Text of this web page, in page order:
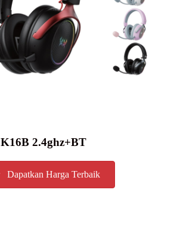
K16B 2.4ghz+BT
Dapatkan Harga Terbaik